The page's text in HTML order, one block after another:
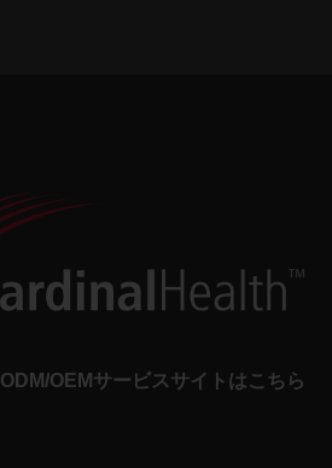
ODM/OEMサービスサイトはこちら